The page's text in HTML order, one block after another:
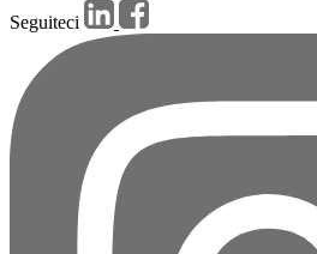
Seguiteci